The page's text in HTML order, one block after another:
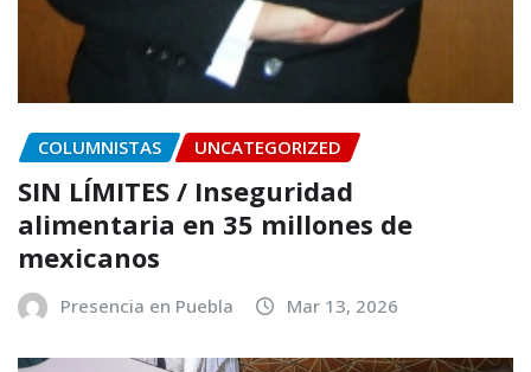
COLUMNISTAS UNCATEGORIZED
SIN LÍMITES / Inseguridad
alimentaria en 35 millones de
mexicanos
Presencia en Puebla Mar 13, 2026